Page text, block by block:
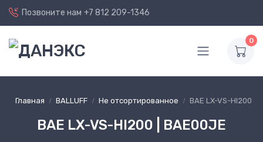
Позвоните нам +7 812 209-1346
0
Главная BALLUFF Не отсортированное BAE LX-VS-HI200
BAE LX-VS-HI200 | BAE00JE